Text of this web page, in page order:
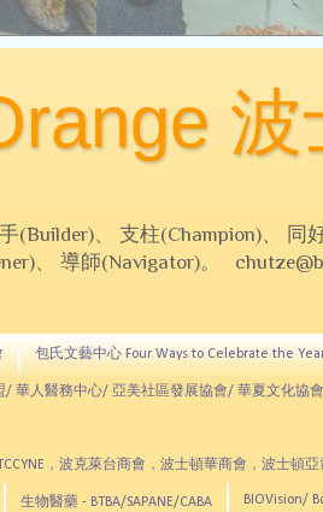
(Builder)、 支柱(Champion)、
、 導師(Navigator)。
包氏文藝中心 Four Ways to Celebrate the
華人醫務中心/ 亞美社區發展協會/ 華夏文化協會
，波克萊台商會，波士頓華商會，波士頓
生物醫藥 - BTBA/SAPANE/CABA BIOVision/